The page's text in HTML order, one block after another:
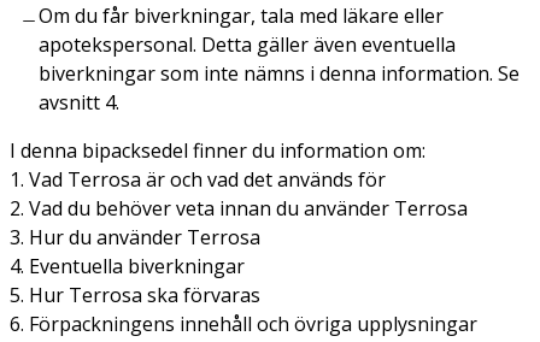
Om du får biverkningar, tala med läkare eller
apotekspersonal. Detta gäller även eventuella
biverkningar som inte nämns i denna information. Se
avsnitt 4.
I denna bipacksedel finner du information om:
1. Vad Terrosa är och vad det används för
2. Vad du behöver veta innan du använder Terrosa
3. Hur du använder Terrosa
4. Eventuella biverkningar
5. Hur Terrosa ska förvaras
6. Förpackningens innehåll och övriga upplysningar